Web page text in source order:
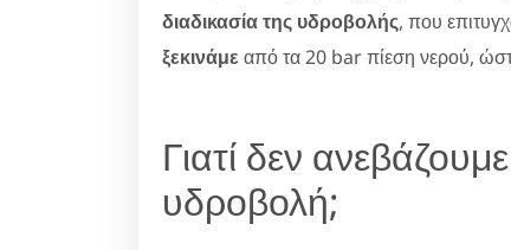
διαδικασία της υδροβολής, που
ξεκινάμε από τα 20 bar πίεση νερού,
Γιατί δεν
υδροβολή;